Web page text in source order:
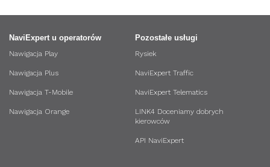
NaviExpert u operatorów
Nawigacja Play
Nawigacja Plus
Nawigacja T-Mobile
Nawigacja Orange
Pozostałe usługi
Rysiek
NaviExpert Traffic
NaviExpert Telematics
LINK4 Doceniamy dobrych
kierowców
API NaviExpert